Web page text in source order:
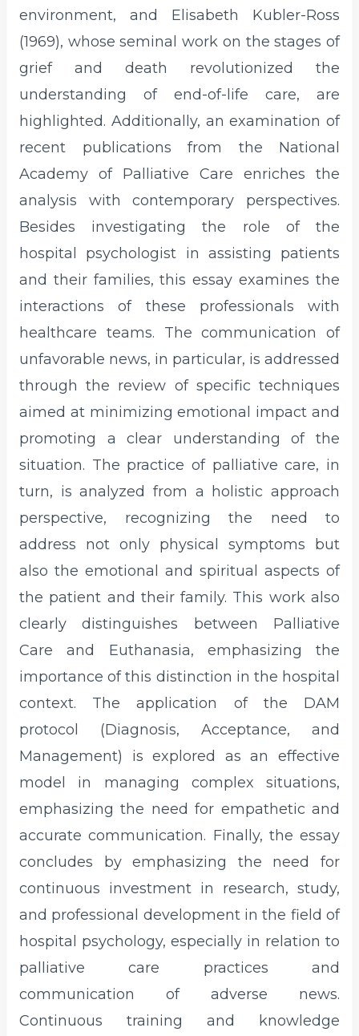
environment, and Elisabeth Kubler-Ross
(1969), whose seminal work on the stages of
grief and death revolutionized the
understanding of end-of-life care, are
highlighted. Additionally, an examination of
recent publications from the National
Academy of Palliative Care enriches the
analysis with contemporary perspectives.
Besides investigating the role of the
hospital psychologist in assisting patients
and their families, this essay examines the
interactions of these professionals with
healthcare teams. The communication of
unfavorable news, in particular, is addressed
through the review of specific techniques
aimed at minimizing emotional impact and
promoting a clear understanding of the
situation. The practice of palliative care, in
turn, is analyzed from a holistic approach
perspective, recognizing the need to
address not only physical symptoms but
also the emotional and spiritual aspects of
the patient and their family. This work also
clearly distinguishes between Palliative
Care and Euthanasia, emphasizing the
importance of this distinction in the hospital
context. The application of the DAM
protocol (Diagnosis, Acceptance, and
Management) is explored as an effective
model in managing complex situations,
emphasizing the need for empathetic and
accurate communication. Finally, the essay
concludes by emphasizing the need for
continuous investment in research, study,
and professional development in the field of
hospital psychology, especially in relation to
palliative care practices and
communication of adverse news.
Continuous training and knowledge